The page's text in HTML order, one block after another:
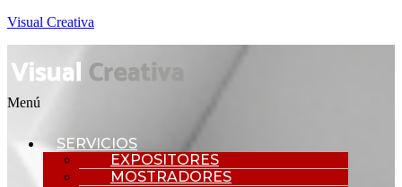
Visual Creativa
Menú
SERVICIOS
EXPOSITORES
MOSTRADORES